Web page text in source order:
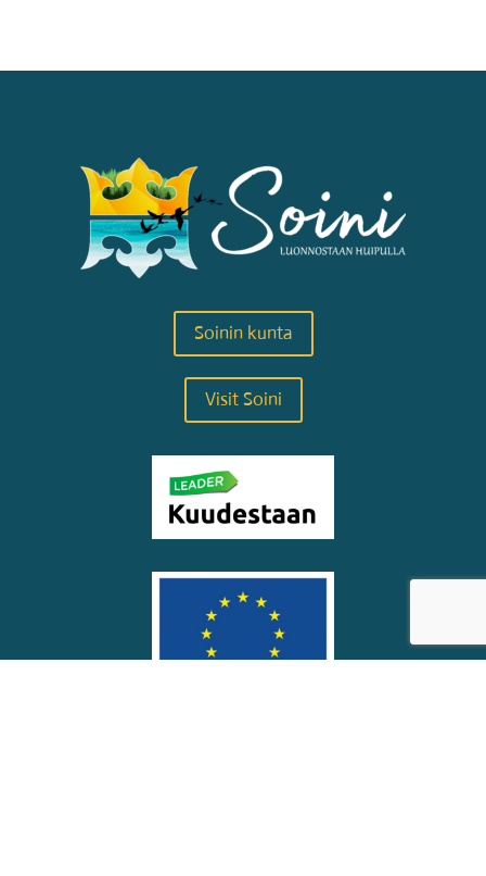
Soinin kunta
Visit Soini